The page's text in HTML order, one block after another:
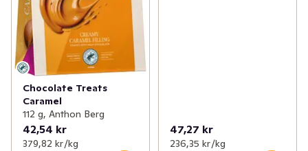
Chocolate Treats
Caramel
112 g, Anthon Berg
42,54 kr
379,82 kr /kg
47,27 kr
236,35 kr /kg